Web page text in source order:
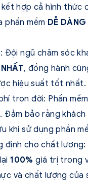
hợp cả hình
phần mềm DỄ
Đội ngũ chăm sóc
, đồng hành
hiệu suất tốt nhất.
trọn đời: Phần
Đảm bảo rằng
khi sử dụng phần
định cho chất
100%giá trị trong
và chất lượng của